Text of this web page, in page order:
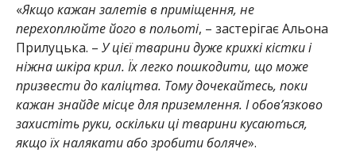
«Якщо кажан залетів в приміщення, не
перехоплюйте його в польоті, – застерігає Альона
Прилуцька. – У цієї тварини дуже крихкі кістки і
ніжна шкіра крил. Їх легко пошкодити, що може
призвести до каліцтва. Тому дочекайтесь, поки
кажан знайде місце для приземлення. І обов’язково
захистіть руки, оскільки ці тварини кусаються,
якщо їх налякати або зробити боляче».